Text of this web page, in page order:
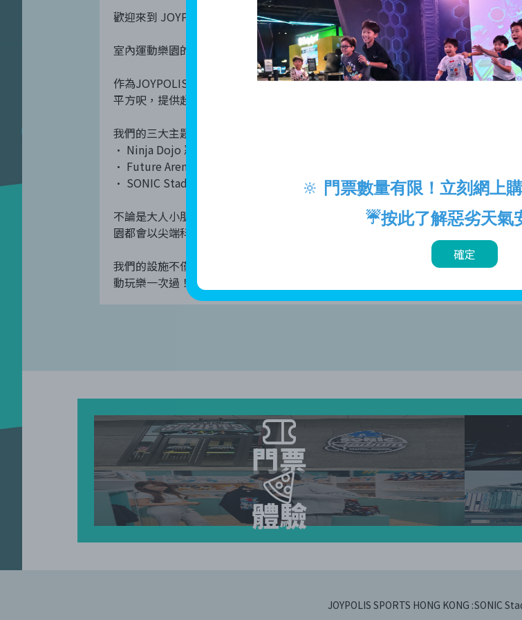
歡迎來到 JOYPOLIS SPORTS HONG KONG！
室內運動樂園的全新體驗
作為JOYPOLIS SPORTS 品牌的首座海外運動樂園，JOYPOLIS SPORTS HONG
平方呎，提供超過數十種令人興奮的運動和玩樂設施，為你帶來全新的互動運動體驗
我們的三大主題區域包括：
• Ninja Dojo 忍者道場：挑戰你的靈活性與技能，感受忍者訓練的刺激；
• Future Arena 未來運動館：創新且充滿未來感的互動運動體驗；
• SONIC Stadium 超音鼠競技場：以超音鼠為主題，帶來活力四射的沉浸式競技
不論是大人小朋友、家庭朋友，拍拖聚會，還是熱愛運動健康的你們，都能在這裡
園都會以尖端科技及互動設施帶給你無比的歡樂與汗水，讓每位訪客都能感受運動
我們的設施不僅趣味十足，更能讓你流汗健身，在歡樂中享受運動的樂趣。快來探
動玩樂一次過！」 的超動感體驗！
門票
體驗
JOYPOLIS SPORTS HONG KONG :SONIC
🔆 門票數量有限！立刻網上
☔按此了解惡劣天氣
確定